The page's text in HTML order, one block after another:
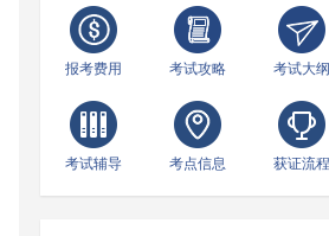
报考费用 考试攻略 考试大纲
考试辅导 考点信息 获证流程